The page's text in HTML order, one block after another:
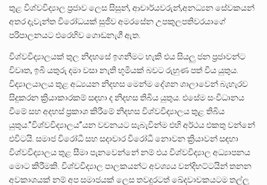
තුළ විශ්වවිද්‍යාල ප්‍රජාව ලෙස සිසුන්, ආචාර්යවරුන්,අනධ්‍යන සේවකයන්
අතර දැවැන්ත විරෝධයක් සුජීව අමරසේන උපකුලපතිවරයාගේ
පරිපාලනයට එරෙහිව ගොඩනැගී ඇත.
විශ්වවිද්‍යාලයක් තුල නිදහසේ ඉගනීමට හැකි එය සියලු ජන ප්‍රජාවන්ට
විවෘත, ඉබි යතුරු දමා වසා නැති භූමියක් බවට රුහුණ පත් විය යුතුය.
විද්‍යාලයාලය තුළ අධ්‍යයන නිදහස මෙන්ම දේශන ශාලාවෙන් බැහැරව
සිදුකරන ක්‍රියාකාරකම් සඳහා ද නිදහස තිබිය යුතුය. එසේම සංවිධානය
වීමේ සහ අදහස් ප්‍රකාශ කිරීමේ නිදහස විශ්වවිද්‍යාලය තුළ තිබිය
යුතුය.”විශ්වවිද්‍යාලය”යන වචනයට සැබැවින්ම එහි අර්ථය එකතු වන්නේ
එවිටයි. සමාජ විරෝධී සහ සදාචාර විරෝධී නොවන ක්‍රියාවන් සඳහා
විශ්වවිද්‍යාලය තුළ සීමා පැනවෙන්නේ නම් එය විශ්වවිද්‍යාල අධ්‍යාපනය
මොට කිරීමකි. විශ්වවිද්‍යාල පාලකයන්ට අවශ්‍යය වන්දිභට්ටයින් තනන
අවකාශයක් නම් අප සමාජයක් ලෙස තවදුරටත් ඛේදවාචකයටම තල්ලු